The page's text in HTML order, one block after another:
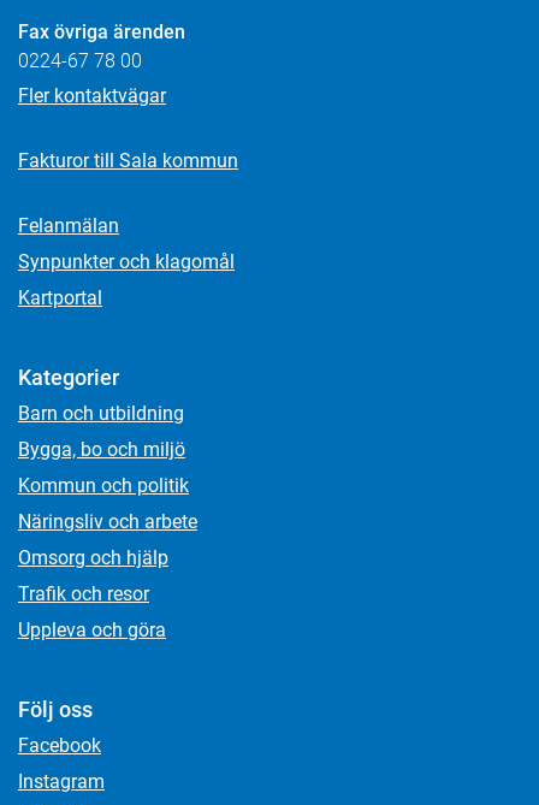
Fax övriga ärenden
0224-67 78 00
Fler kontaktvägar
Fakturor till Sala kommun
Felanmälan
Synpunkter och klagomål
Kartportal
Kategorier
Barn och utbildning
Bygga, bo och miljö
Kommun och politik
Näringsliv och arbete
Omsorg och hjälp
Trafik och resor
Uppleva och göra
Följ oss
Facebook
Instagram